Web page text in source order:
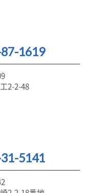
1619
2-2-48
5141